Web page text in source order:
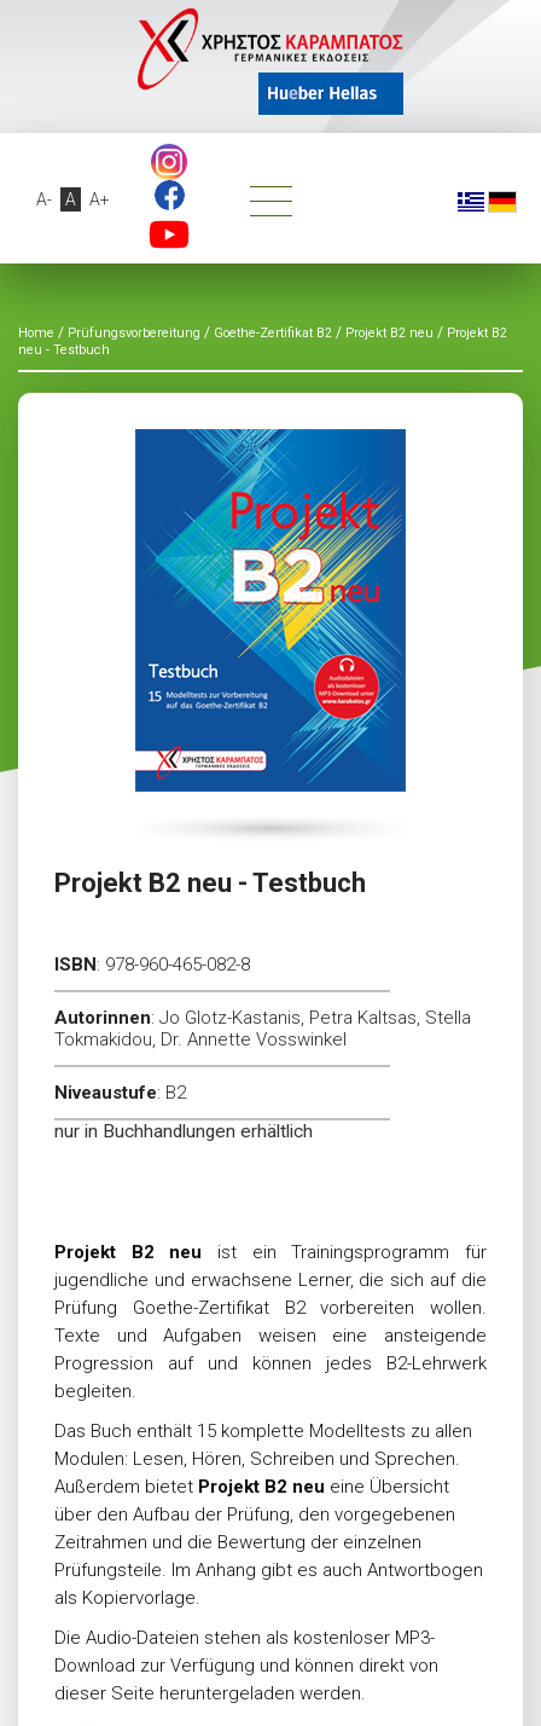
A- A A+
Home / Prüfungsvorbereitung / Goethe-Zertifikat B2 / Projekt B2 neu / Projekt B2
neu - Testbuch
Projekt B2 neu - Testbuch
ISBN: 978-960-465-082-8
Autorinnen: Jo Glotz-Kastanis, Petra Kaltsas, Stella
Tokmakidou, Dr. Annette Vosswinkel
Niveaustufe: B2
nur in Buchhandlungen erhältlich
Projekt B2 neu ist ein Trainingsprogramm für
jugendliche und erwachsene Lerner, die sich auf die
Prüfung Goethe-Zertifikat B2 vorbereiten wollen.
Texte und Aufgaben weisen eine ansteigende
Progression auf und können jedes B2-Lehrwerk
begleiten.
Das Buch enthält 15 komplette Modelltests zu allen
Modulen: Lesen, Hören, Schreiben und Sprechen.
Außerdem bietet Projekt B2 neu eine Übersicht
über den Aufbau der Prüfung, den vorgegebenen
Zeitrahmen und die Bewertung der einzelnen
Prüfungsteile. Im Anhang gibt es auch Antwortbogen
als Kopiervorlage.
Die Audio-Dateien stehen als kostenloser MP3-
Download zur Verfügung und können direkt von
dieser Seite heruntergeladen werden.